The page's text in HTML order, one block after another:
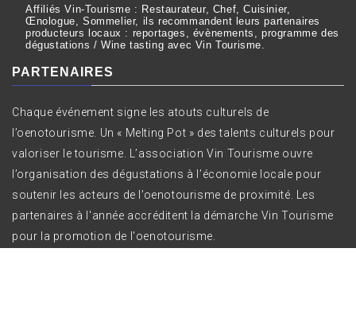
Affiliés Vin-Tourisme : Restaurateur, Chef, Cuisinier,
Œnologue, Sommelier, ils recommandent leurs partenaires
producteurs locaux : reportages, évènements, programme des
dégustations / Wine tasting avec Vin Tourisme.
PARTENAIRES
Chaque événement signe les atouts culturels de
l’oenotourisme. Un « Melting Pot » des talents culturels pour
valoriser le tourisme. L’association Vin Tourisme ouvre
l’organisation des dégustations à l’économie locale pour
soutenir les acteurs de l’oenotourisme de proximité. Les
partenaires à l'année accréditent la démarche Vin Tourisme
pour la promotion de l'oenotourisme.